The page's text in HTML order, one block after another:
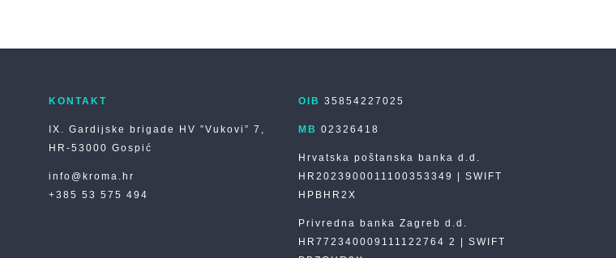
KONTAKT
IX. Gardijske brigade HV ”Vukovi” 7,
HR-53000 Gospić
info@kroma.hr
+385 53 575 494
OIB 35854227025
MB 02326418
Hrvatska poštanska banka d.d.
HR2023900011100353349 | SWIFT
HPBHR2X
Privredna banka Zagreb d.d.
HR772340009111122764 2 | SWIFT